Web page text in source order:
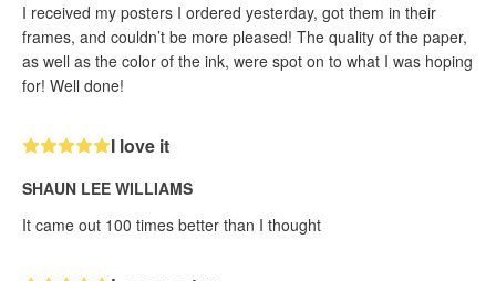
I received my posters I ordered yesterday, got them in their
frames, and couldn’t be more pleased! The quality of the paper,
as well as the color of the ink, were spot on to what I was hoping
for! Well done!
I love it
SHAUN LEE WILLIAMS
It came out 100 times better than I thought